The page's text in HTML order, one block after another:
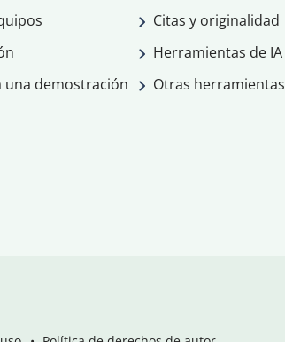
una demostración
Citas y originalidad
Herramientas de IA
Otras herramientas